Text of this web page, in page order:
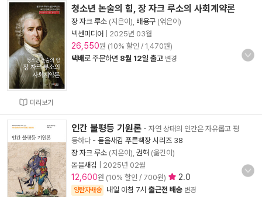
미리보기
청소년 논술의 힘, 장 자크 루소의 사회계약론
장 자크 루소 (지은이), 배용구 (엮은이)
넥센미디어
2025년 03월
26,550원 (10% 할인 / 1,470원)
택배로 주문하면 8월 12일 출고 변경
인간 불평등 기원론 - 자연 상태의 인간은 자유롭고 평
등하다- 돋을새김 푸른책장 시리즈 38
장 자크 루소 (지은이), 권혁 (옮긴이)
돋을새김
2025년 02월
12,600원 (10% 할인 / 700원) 2.0
양탄자배송 내일 아침 7시 출근전 배송 변경